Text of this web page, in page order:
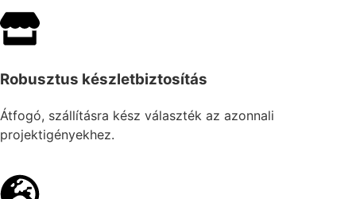
Robusztus készletbiztosítás
Átfogó, szállításra kész választék az azonnali
projektigényekhez.